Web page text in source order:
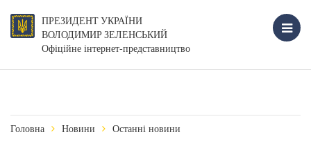
ПРЕЗИДЕНТ УКРАЇНИ
ВОЛОДИМИР ЗЕЛЕНСЬКИЙ
Офіційне інтернет-представництво
Головна Новини Останні новини